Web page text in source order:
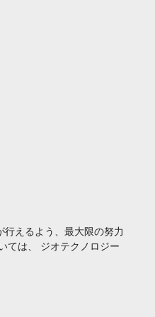
えるよう、最大限の努力
ては、 ジオテクノロジー